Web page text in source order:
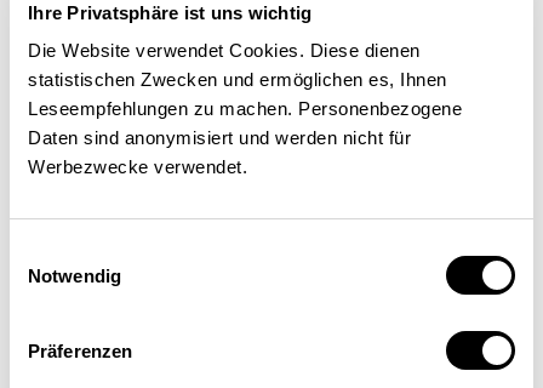
Ihre Privatsphäre ist uns wichtig
Die Website verwendet Cookies. Diese dienen
statistischen Zwecken und ermöglichen es, Ihnen
Leseempfehlungen zu machen. Personenbezogene
Daten sind anonymisiert und werden nicht für
Werbezwecke verwendet.
Notwendig
Präferenzen
Grande-Bretagne en ont
introduit des variantes, sous
forme d’un impôt sur les bonus
collecté pour une durée limitée.
Dans divers États, cet impôt
financier, de substitut à une
taxe sur la valeur ajoutée.De